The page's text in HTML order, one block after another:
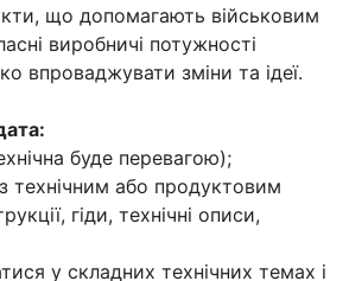
що допомагають військовим
виробничі потужності
впроваджувати зміни та ідеї.
буде перевагою);
технічним або продуктовим
гіди, технічні описи,
у складних технічних темах і